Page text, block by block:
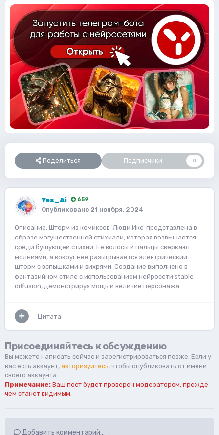
Поделиться Подписчики 0
Yes_Ai 659
Опубликовано 21 ноября, 2024
Описание: Шторм из комиксов 'Люди Икс' представлена в
образе могущественной стихиали, которая возвышается
среди бушующей стихии. Её волосы и пальцы сверкают
молниями, а вокруг неё разыгрывается электрический
шторм с вспышками и вихрями. Создание выполнено в
фантазийном стиле с использованием нейросети stable
diffusion, демонстрируя мощь и величие персонажа.
Цитата
Присоединяйтесь к обсуждению
Вы можете написать сейчас и зарегистрироваться позже. Если у
вас есть аккаунт, авторизуйтесь, чтобы опубликовать от имени
своего аккаунта.
Примечание: Ваш пост будет проверен модератором, прежде
чем станет видимым.
Добавить комментарий...